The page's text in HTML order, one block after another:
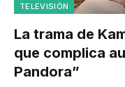
TELEVISIÓN
La trama de
que complica
Pandora”